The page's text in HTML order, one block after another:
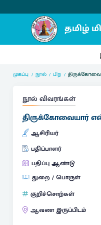
முகப்பு நூல் பிற
நூல் விவரங்கள்
திருக்கோவையார்
ஆசிரியர்
பதிப்பாளர்
பதிப்பு ஆண்டு
துறை / பொருள்
குறிச்சொற்கள்
ஆவண இருப்பிடம்